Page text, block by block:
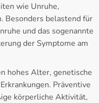
wie Unruhe,
Besonders belastend für
und das sogenannte
der Symptome am
hohes Alter, genetische
Präventive
körperliche Aktivität,